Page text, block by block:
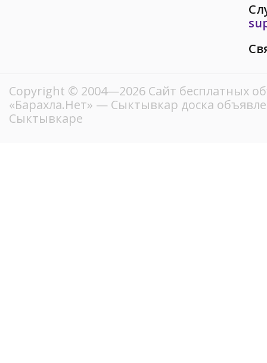
Copyright © 2004—2026 Сайт бесплатных
«Барахла.Нет» — Сыктывкар доска
Сыктывкаре